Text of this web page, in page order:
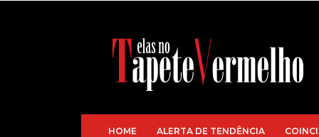
HOME ALERTA DE TENDÊNCIA